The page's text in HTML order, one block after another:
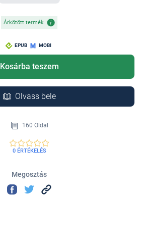
Árkötött termék
EPUB MOBI
Kosárba teszem
Olvass bele
160 Oldal
0 ÉRTÉKELÉS
Megosztás